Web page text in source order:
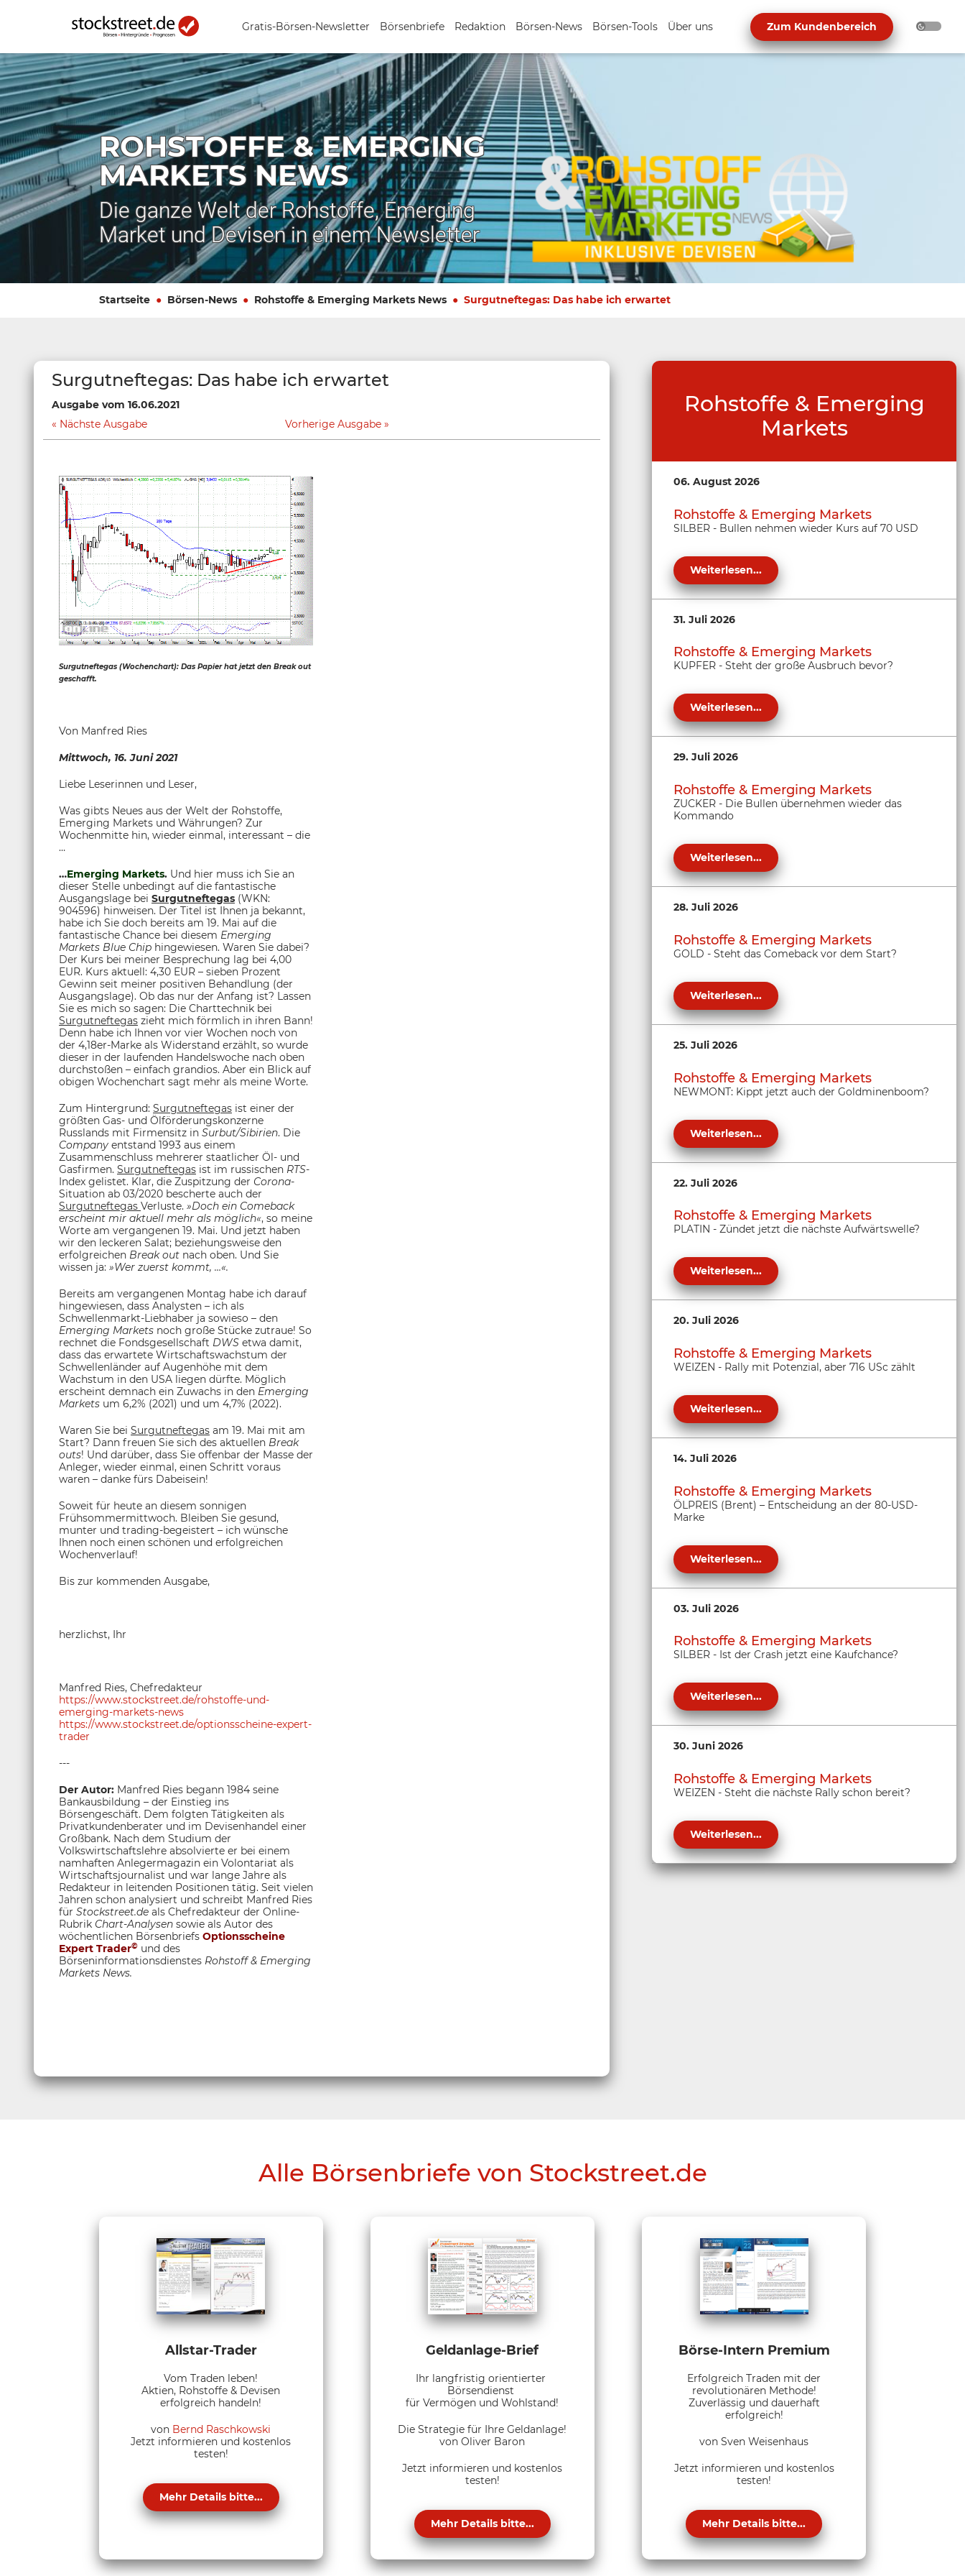
Gratis-Börsen-Newsletter Börsenbriefe Redaktion Börsen-News Börsen-Tools Über uns Zum Kundenbereich
ROHSTOFFE & EMERGING
MARKETS NEWS
Die ganze Welt der Rohstoffe, Emerging
Market und Devisen in einem Newsletter
Startseite Börsen-News Rohstoffe & Emerging Markets News Surgutneftegas: Das habe ich erwartet
Surgutneftegas: Das habe ich erwartet
Ausgabe vom 16.06.2021
Nächste Ausgabe
Vorherige Ausgabe
Surgutneftegas (Wochenchart): Das Papier hat jetzt den Break out
geschafft.
Von Manfred Ries
Mittwoch, 16. Juni 2021
Liebe Leserinnen und Leser,
Was gibts Neues aus der Welt der Rohstoffe,
Emerging Markets und Währungen? Zur
Wochenmitte hin, wieder einmal, interessant – die
…
…Emerging Markets. Und hier muss ich Sie an
dieser Stelle unbedingt auf die fantastische
Ausgangslage bei Surgutneftegas (WKN:
904596) hinweisen. Der Titel ist Ihnen ja bekannt,
habe ich Sie doch bereits am 19. Mai auf die
fantastische Chance bei diesem Emerging
Markets Blue Chip hingewiesen. Waren Sie dabei?
Der Kurs bei meiner Besprechung lag bei 4,00
EUR. Kurs aktuell: 4,30 EUR – sieben Prozent
Gewinn seit meiner positiven Behandlung (der
Ausgangslage). Ob das nur der Anfang ist? Lassen
Sie es mich so sagen: Die Charttechnik bei
Surgutneftegas zieht mich förmlich in ihren Bann!
Denn habe ich Ihnen vor vier Wochen noch von
der 4,18er-Marke als Widerstand erzählt, so wurde
dieser in der laufenden Handelswoche nach oben
durchstoßen – einfach grandios. Aber ein Blick auf
obigen Wochenchart sagt mehr als meine Worte.
Zum Hintergrund: Surgutneftegas ist einer der
größten Gas- und Ölförderungskonzerne
Russlands mit Firmensitz in Surbut/Sibirien. Die
Company entstand 1993 aus einem
Zusammenschluss mehrerer staatlicher Öl- und
Gasfirmen. Surgutneftegas ist im russischen RTS-
Index gelistet. Klar, die Zuspitzung der Corona-
Situation ab 03/2020 bescherte auch der
Surgutneftegas Verluste. »Doch ein Comeback
erscheint mir aktuell mehr als möglich«, so meine
Worte am vergangenen 19. Mai. Und jetzt haben
wir den leckeren Salat; beziehungsweise den
erfolgreichen Break out nach oben. Und Sie
wissen ja: »Wer zuerst kommt, …«.
Bereits am vergangenen Montag habe ich darauf
hingewiesen, dass Analysten – ich als
Schwellenmarkt-Liebhaber ja sowieso – den
Emerging Markets noch große Stücke zutraue! So
rechnet die Fondsgesellschaft DWS etwa damit,
dass das erwartete Wirtschaftswachstum der
Schwellenländer auf Augenhöhe mit dem
Wachstum in den USA liegen dürfte. Möglich
erscheint demnach ein Zuwachs in den Emerging
Markets um 6,2% (2021) und um 4,7% (2022).
Waren Sie bei Surgutneftegas am 19. Mai mit am
Start? Dann freuen Sie sich des aktuellen Break
outs! Und darüber, dass Sie offenbar der Masse der
Anleger, wieder einmal, einen Schritt voraus
waren – danke fürs Dabeisein!
Soweit für heute an diesem sonnigen
Frühsommermittwoch. Bleiben Sie gesund,
munter und trading-begeistert – ich wünsche
Ihnen noch einen schönen und erfolgreichen
Wochenverlauf!
Bis zur kommenden Ausgabe,
herzlichst, Ihr
Manfred Ries, Chefredakteur
https://www.stockstreet.de/rohstoffe-und-
emerging-markets-news
https://www.stockstreet.de/optionsscheine-expert-
trader
---
Der Autor: Manfred Ries begann 1984 seine
Bankausbildung – der Einstieg ins
Börsengeschäft. Dem folgten Tätigkeiten als
Privatkundenberater und im Devisenhandel einer
Großbank. Nach dem Studium der
Volkswirtschaftslehre absolvierte er bei einem
namhaften Anlegermagazin ein Volontariat als
Wirtschaftsjournalist und war lange Jahre als
Redakteur in leitenden Positionen tätig. Seit vielen
Jahren schon analysiert und schreibt Manfred Ries
für Stockstreet.de als Chefredakteur der Online-
Rubrik Chart-Analysen sowie als Autor des
wöchentlichen Börsenbriefs Optionsscheine
Expert Trader© und des
Börseninformationsdienstes Rohstoff & Emerging
Markets News.
Rohstoffe & Emerging
Markets
06. August 2026
Rohstoffe & Emerging Markets
SILBER - Bullen nehmen wieder Kurs auf 70 USD
Weiterlesen...
31. Juli 2026
Rohstoffe & Emerging Markets
KUPFER - Steht der große Ausbruch bevor?
Weiterlesen...
29. Juli 2026
Rohstoffe & Emerging Markets
ZUCKER - Die Bullen übernehmen wieder das
Kommando
Weiterlesen...
28. Juli 2026
Rohstoffe & Emerging Markets
GOLD - Steht das Comeback vor dem Start?
Weiterlesen...
25. Juli 2026
Rohstoffe & Emerging Markets
NEWMONT: Kippt jetzt auch der Goldminenboom?
Weiterlesen...
22. Juli 2026
Rohstoffe & Emerging Markets
PLATIN - Zündet jetzt die nächste Aufwärtswelle?
Weiterlesen...
20. Juli 2026
Rohstoffe & Emerging Markets
WEIZEN - Rally mit Potenzial, aber 716 USc zählt
Weiterlesen...
14. Juli 2026
Rohstoffe & Emerging Markets
ÖLPREIS (Brent) – Entscheidung an der 80-USD-
Marke
Weiterlesen...
03. Juli 2026
Rohstoffe & Emerging Markets
SILBER - Ist der Crash jetzt eine Kaufchance?
Weiterlesen...
30. Juni 2026
Rohstoffe & Emerging Markets
WEIZEN - Steht die nächste Rally schon bereit?
Weiterlesen...
Alle Börsenbriefe von Stockstreet.de
Allstar-Trader
Vom Traden leben!
Aktien, Rohstoffe & Devisen
erfolgreich handeln!
von Bernd Raschkowski
Jetzt informieren und kostenlos
testen!
Mehr Details bitte...
Geldanlage-Brief
Ihr langfristig orientierter
Börsendienst
für Vermögen und Wohlstand!
Die Strategie für Ihre Geldanlage!
von Oliver Baron
Jetzt informieren und kostenlos
testen!
Mehr Details bitte...
Börse-Intern Premium
Erfolgreich Traden mit der
revolutionären Methode!
Zuverlässig und dauerhaft
erfolgreich!
von Sven Weisenhaus
Jetzt informieren und kostenlos
testen!
Mehr Details bitte...